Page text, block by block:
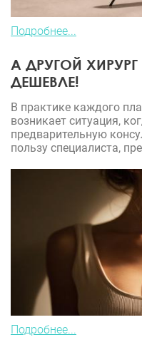
Подробнее...
А ДРУГОЙ
ДЕШЕВЛЕ!
В практике каждого
возникает ситуация,
предварительную
пользу специалиста,
Подробнее...